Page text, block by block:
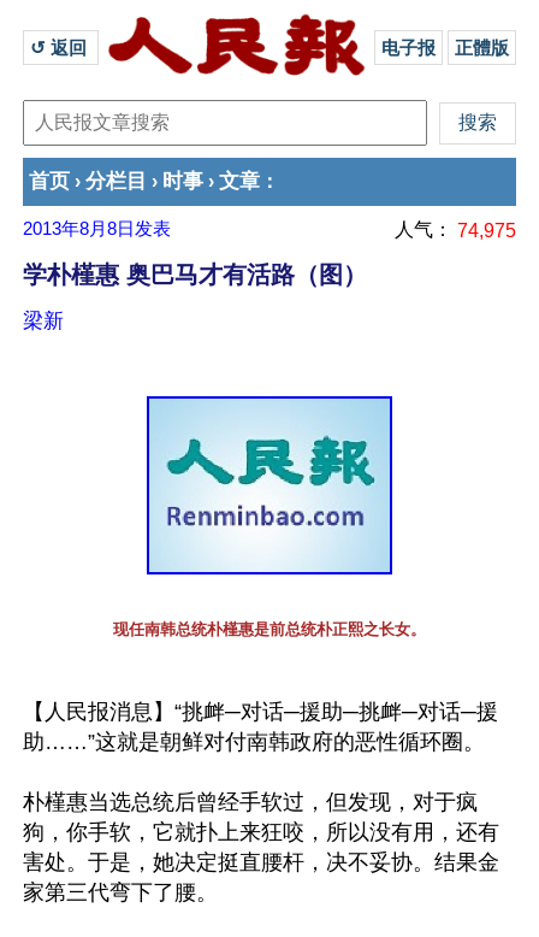
↺ 返回 电子报 正體版
首页 › 分栏目 › 时事 › 文章 ：
2013年8月8日 发表 人气： 74,975
学朴槿惠 奥巴马才有活路（图）
梁新
现任南韩总统朴槿惠是前总统朴正熙之长女。
【人民报消息】“挑衅─对话─援助─挑衅─对话─援
助……”这就是朝鲜对付南韩政府的恶性循环圈。
朴槿惠当选总统后曾经手软过，但发现，对于疯
狗，你手软，它就扑上来狂咬，所以没有用，还有
害处。于是，她决定挺直腰杆，决不妥协。结果金
家第三代弯下了腰。